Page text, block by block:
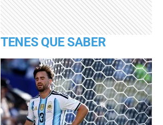
TENES QUE SABER